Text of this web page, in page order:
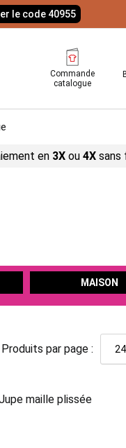
le code 40955
Commande
catalogue
en 3X ou 4X sans
MAISON
Produits par page :